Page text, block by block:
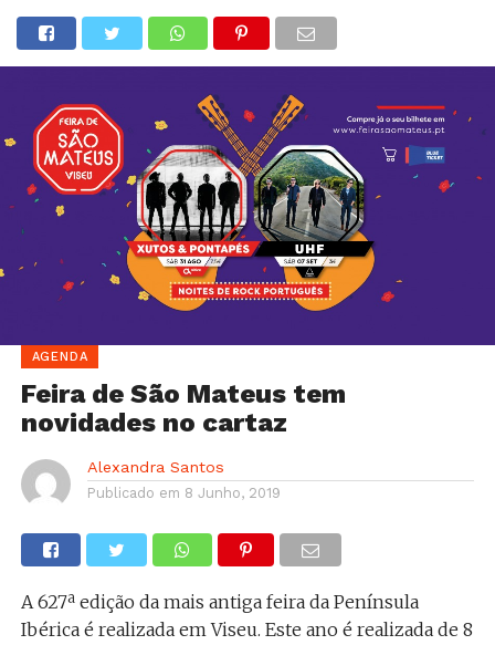
AGENDA
Feira de São Mateus tem
novidades no cartaz
Alexandra Santos
Publicado em 8 Junho, 2019
A 627ª edição da mais antiga feira da Península
Ibérica é realizada em Viseu. Este ano é realizada de 8